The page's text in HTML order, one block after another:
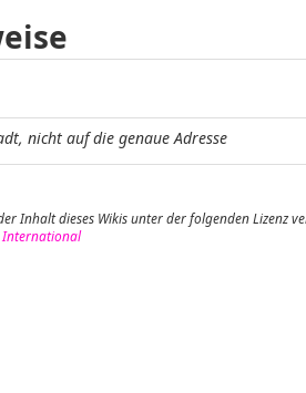
nicht auf die genaue Adresse
Inhalt dieses Wikis unter der folgenden Lizenz
International